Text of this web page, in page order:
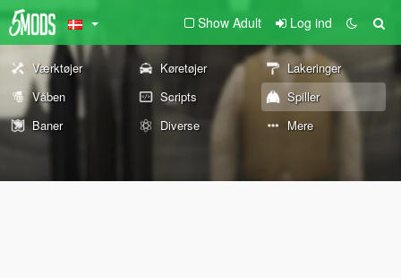
Show Adult Log ind
Værktøjer Køretøjer
Lakeringer
Våben
Scripts
Spiller
Baner
Diverse Mere